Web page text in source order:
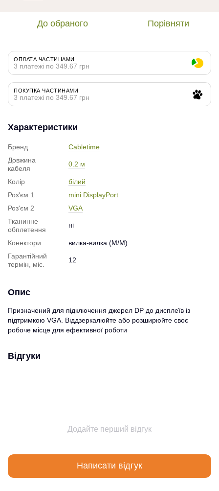
До обраного Порівняти
ОПЛАТА ЧАСТИНАМИ
3 платежі по 349.67 грн
ПОКУПКА ЧАСТИНАМИ
3 платежі по 349.67 грн
Характеристики
Бренд
Cabletime
Довжина
кабеля
0.2 м
Колір
білий
Роз'єм 1
mini DisplayPort
Роз'єм 2
VGA
Тканинне
обплетення
ні
Конектори
вилка-вилка (M/M)
Гарантійний
термін, міс.
12
Опис
Призначений для підключення джерел DP до дисплеїв із
підтримкою VGA. Віддзеркалюйте або розширюйте своє
робоче місце для ефективної роботи
Відгуки
Додайте перший відгук
Написати відгук